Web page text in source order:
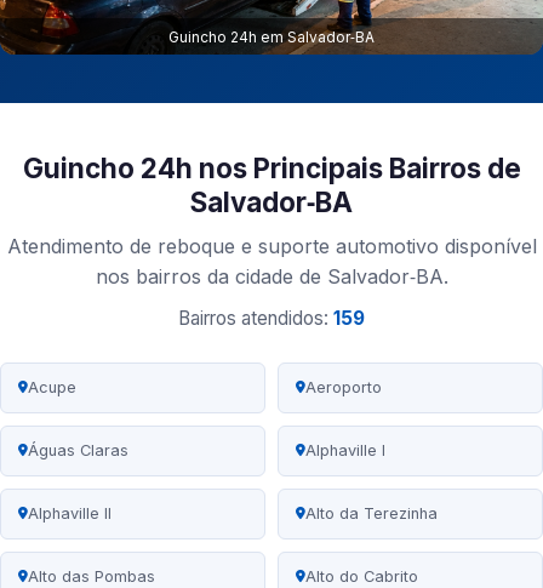
Guincho 24h em Salvador‑BA
Guincho 24h nos Principais Bairros de
Salvador‑BA
Atendimento de reboque e suporte automotivo disponível
nos bairros da cidade de Salvador‑BA.
Bairros atendidos: 159
Acupe Aeroporto
Águas Claras Alphaville I
Alphaville II Alto da Terezinha
Alto das Pombas Alto do Cabrito